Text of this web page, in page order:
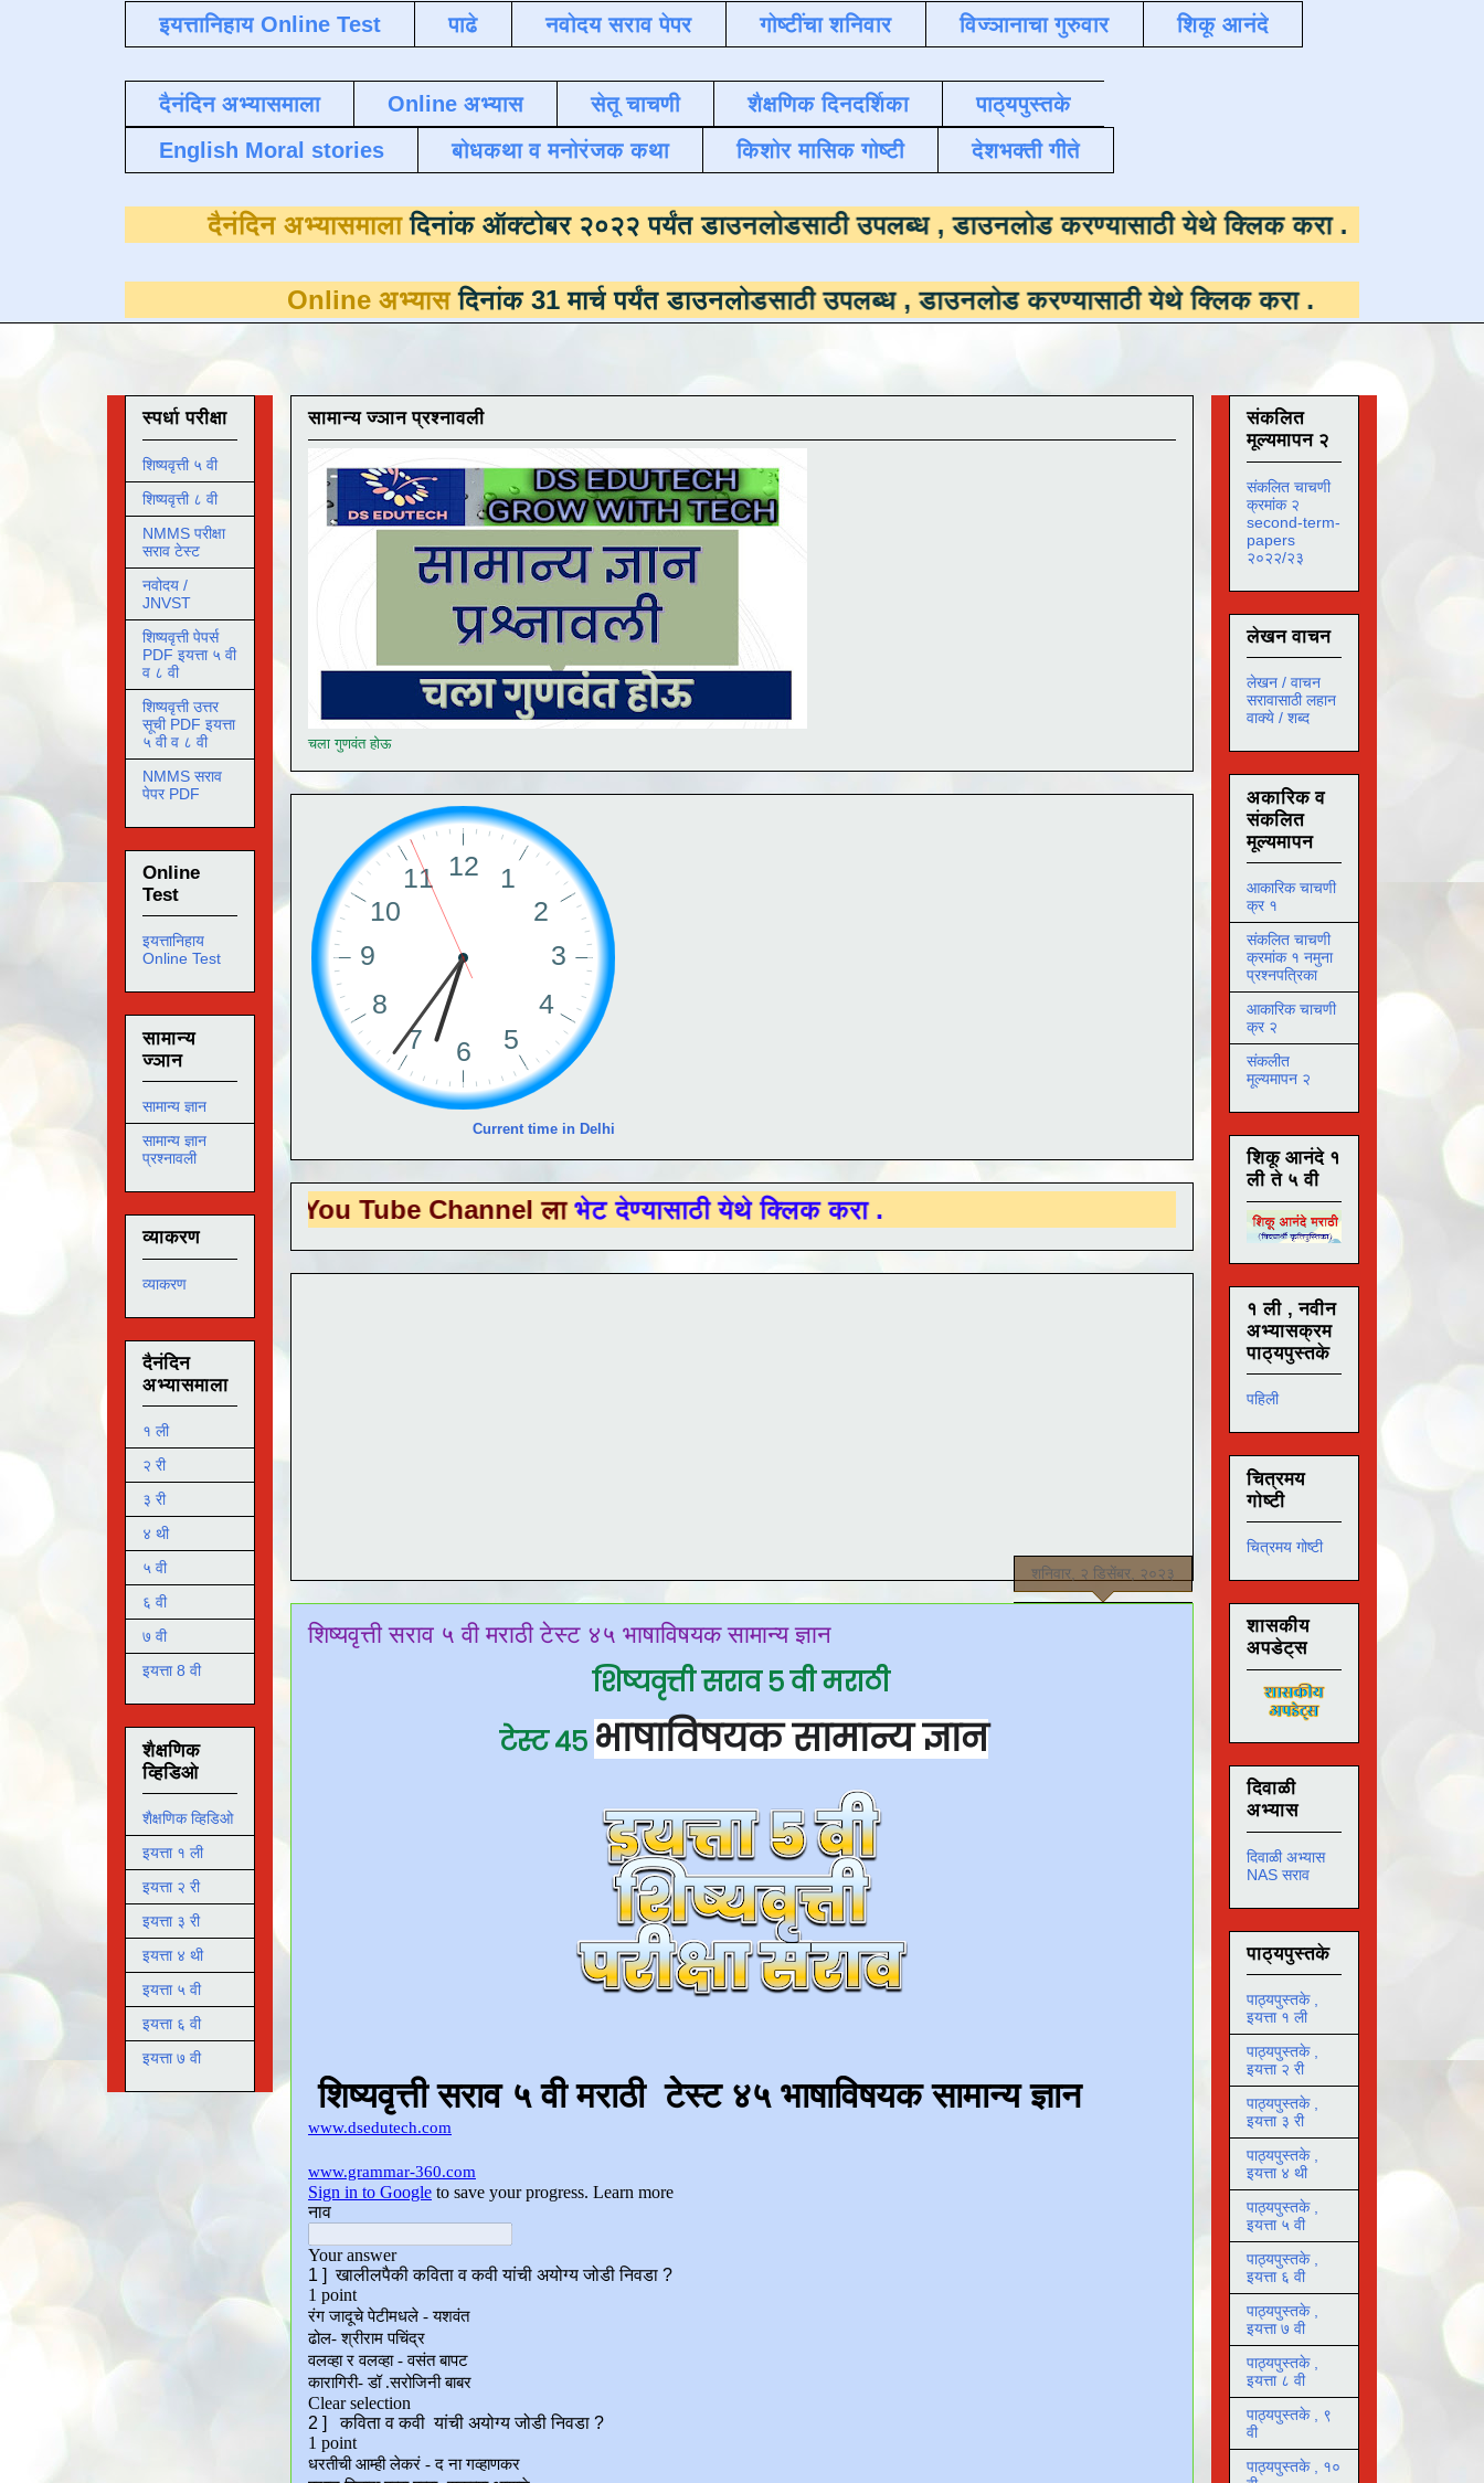
इयत्तानिहाय Online Test पाढे नवोदय सराव पेपर गोष्टींचा शनिवार विज्ञानाचा गुरुवार शिकू आनंदे
दैनंदिन अभ्यासमाला Online अभ्यास सेतू चाचणी शैक्षणिक दिनदर्शिका
पाठ्यपुस्तके
English Moral stories
बोधकथा व मनोरंजक कथा किशोर मासिक गोष्टी देशभक्ती गीते
दैनंदिन अभ्यासमालादिनांक ऑक्टोबर २०२२ पर्यंत डाउनलोडसाठी उपलब्ध ,डाउनलोड करण्यासाठी येथे क्लिक करा
Online अभ्यासदिनांक 31 मार्च पर्यंत डाउनलोडसाठी उपलब्ध ,डाउनलोड करण्यासाठी येथे क्लिक करा.
सामान्य ज्ञान प्रश्नावली
चला गुणवंत होऊ
Current time in Delhi
EDUTECHया You Tube Channel लाभेट देण्यासाठी येथे क्लिक करा .
शनिवार, २ डिसेंबर, २०२३
शिष्यवृत्ती सराव ५ वी मराठी टेस्ट ४५ भाषाविषयक सामान्य ज्ञान
शिष्यवृत्ती सराव ५ वी मराठी
टेस्ट ४५ भाषाविषयक सामान्य ज्ञान
स्पर्धा परीक्षा
शिष्यवृत्ती ५ वी
शिष्यवृत्ती ८ वी
NMMS परीक्षा
सराव टेस्ट
नवोदय /
JNVST
शिष्यवृत्ती पेपर्स
PDF इयत्ता ५ वी
व ८ वी
शिष्यवृत्ती उत्तर
सूची PDF इयत्ता
५ वी व ८ वी
NMMS सराव
पेपर PDF
Online
Test
इयत्तानिहाय
Online Test
सामान्य
ज्ञान
सामान्य ज्ञान
सामान्य ज्ञान
प्रश्नावली
व्याकरण
व्याकरण
दैनंदिन
अभ्यासमाला
१ ली
२ री
३ री
४ थी
५ वी
६ वी
७ वी
इयत्ता 8 वी
शैक्षणिक
व्हिडिओ
शैक्षणिक व्हिडिओ
इयत्ता १ ली
इयत्ता २ री
इयत्ता ३ री
इयत्ता ४ थी
इयत्ता ५ वी
इयत्ता ६ वी
इयत्ता ७ वी
संकलित
मूल्यमापन २
संकलित चाचणी
क्रमांक २
second-term-
papers
२०२२/२३
लेखन वाचन
लेखन / वाचन
सरावासाठी लहान
वाक्ये / शब्द
अकारिक व
संकलित
मूल्यमापन
आकारिक चाचणी
क्र १
संकलित चाचणी
क्रमांक १ नमुना
प्रश्नपत्रिका
आकारिक चाचणी
क्र २
संकलीत
मूल्यमापन २
शिकू आनंदे १
ली ते ५ वी
१ ली , नवीन
अभ्यासक्रम
पाठ्यपुस्तके
पहिली
चित्रमय
गोष्टी
चित्रमय गोष्टी
शासकीय
अपडेट्स
दिवाळी
अभ्यास
दिवाळी अभ्यास
NAS सराव
पाठ्यपुस्तके
पाठ्यपुस्तके ,
इयत्ता १ ली
पाठ्यपुस्तके ,
इयत्ता २ री
पाठ्यपुस्तके ,
इयत्ता ३ री
पाठ्यपुस्तके ,
इयत्ता ४ थी
पाठ्यपुस्तके ,
इयत्ता ५ वी
पाठ्यपुस्तके ,
इयत्ता ६ वी
पाठ्यपुस्तके ,
इयत्ता ७ वी
पाठ्यपुस्तके ,
इयत्ता ८ वी
पाठ्यपुस्तके , ९
वी
पाठ्यपुस्तके , १०